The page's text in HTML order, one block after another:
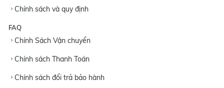
Chính sách và quy định
FAQ
Chính Sách Vận chuyển
Chính sách Thanh Toán
Chính sách đổi trả bảo hành